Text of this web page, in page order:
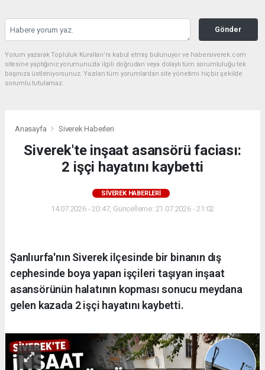
Gönder
Yorum yazarak Topluluk Kuralları’nı kabul etmiş bulunuyor ve habersiverek.com
sitesine yaptığınız yorumunuzla ilgili doğrudan veya dolaylı tüm sorumluluğu tek
başınıza üstleniyorsunuz. Yazılan tüm yorumlardan site yönetimi hiçbir şekilde
sorumlu tutulamaz.
Anasayfa Siverek Haberleri
Siverek'te inşaat asansörü faciası:
2 işçi hayatını kaybetti
SIVEREK HABERLERI
14.07.2026 - 20:47, Güncelleme: 21.07.2026 - 21:02
Şanlıurfa'nın Siverek ilçesinde bir binanın dış
cephesinde boya yapan işçileri taşıyan inşaat
asansörünün halatının kopması sonucu meydana
gelen kazada 2 işçi hayatını kaybetti.